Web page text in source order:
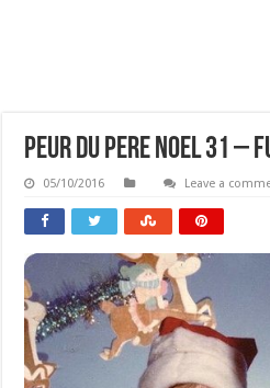
Peur Du Pere Noel 31 –
05/10/2016 Leave a